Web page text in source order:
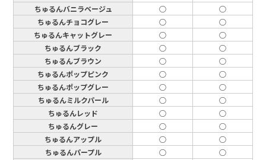
ちゅるんバニラベージュ
○
○
ちゅるんチョコグレー
○
○
ちゅるんキャットグレー
○
○
ちゅるんブラック
○
○
ちゅるんブラウン
○
○
ちゅるんポップピンク
○
○
ちゅるんポップグレー
○
○
ちゅるんミルクパール
○
○
ちゅるんレッド
○
○
ちゅるんグレー
○
○
ちゅるんアップル
○
○
ちゅるんパープル
○
○